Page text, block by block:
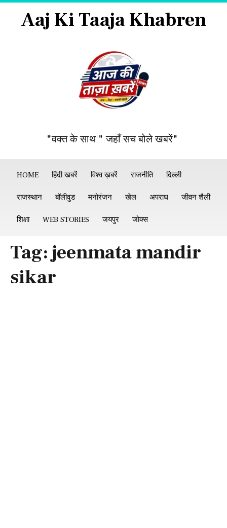
Aaj Ki Taaja Khabren
"वक्त के साथ " जहाँ सच बोले खबरें"
HOME हिंदी खबरें विश्व ख़बरें राजनीति दिल्ली
राजस्थान बॉलीवुड मनोरंजन खेल अपराध जीवन शैली
शिक्षा WEB STORIES जयपुर जोक्स
Tag:jeenmata mandir
sikar